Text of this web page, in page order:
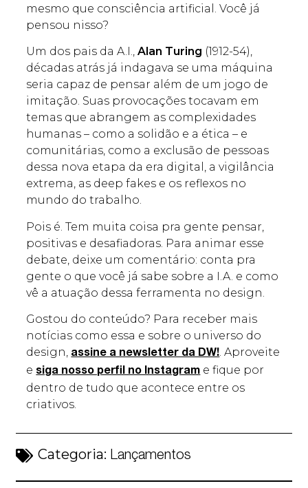
mesmo que consciência artificial. Você já
pensou nisso?
Um dos pais da A.I.,Alan Turing (1912-54),
décadas atrás já indagava se uma máquina
seria capaz de pensar além de um jogo de
imitação. Suas provocações tocavam em
temas que abrangem as complexidades
humanas – como a solidão e a ética – e
comunitárias, como a exclusão de pessoas
dessa nova etapa da era digital, a vigilância
extrema, as deep fakes e os reflexos no
mundo do trabalho.
Pois é. Tem muita coisa pra gente pensar,
positivas e desafiadoras. Para animar esse
debate, deixe um comentário: conta pra
gente o que você já sabe sobre a I.A. e como
vê a atuação dessa ferramenta no design.
Gostou do conteúdo? Para receber mais
notícias como essa e sobre o universo do
design, assine a newsletter da DW!. Aproveite
e siga nosso perfil no Instagram e fique por
dentro de tudo que acontece entre os
criativos.
Categoria: Lançamentos